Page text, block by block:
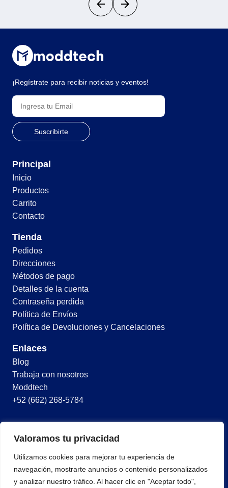
Valoramos tu privacidad
Utilizamos cookies para mejorar tu experiencia de
navegación, mostrarte anuncios o contenido personalizados
y analizar nuestro tráfico. Al hacer clic en "Aceptar todo",
¡Regístrate para recibir noticias y eventos!
Principal
Inicio
Productos
Carrito
Contacto
Tienda
Pedidos
Direcciones
Métodos de pago
Detalles de la cuenta
Contraseña perdida
Política de Envíos
Política de Devoluciones y Cancelaciones
Enlaces
Blog
Trabaja con nosotros
Moddtech
+52 (662) 268-5784
© 2026 Todos los derechos reservados
Política de privacidad